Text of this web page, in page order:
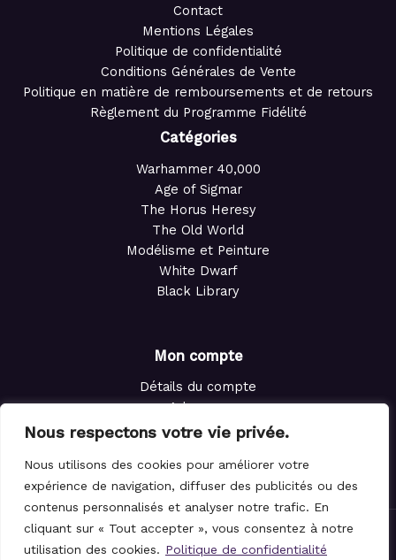
Nous respectons votre vie privée.
Nous utilisons des cookies pour améliorer votre
expérience de navigation, diffuser des publicités ou des
contenus personnalisés et analyser notre trafic. En
cliquant sur « Tout accepter », vous consentez à notre
utilisation des cookies. Politique de confidentialité
Contact
Mentions Légales
Politique de confidentialité
Conditions Générales de Vente
Politique en matière de remboursements et de retours
Règlement du Programme Fidélité
Catégories
Warhammer 40,000
Age of Sigmar
The Horus Heresy
The Old World
Modélisme et Peinture
White Dwarf
Black Library
Mon compte
Détails du compte
Adresses
Commandes
Panier
© 2021-2026 Le Magicien des Dés.